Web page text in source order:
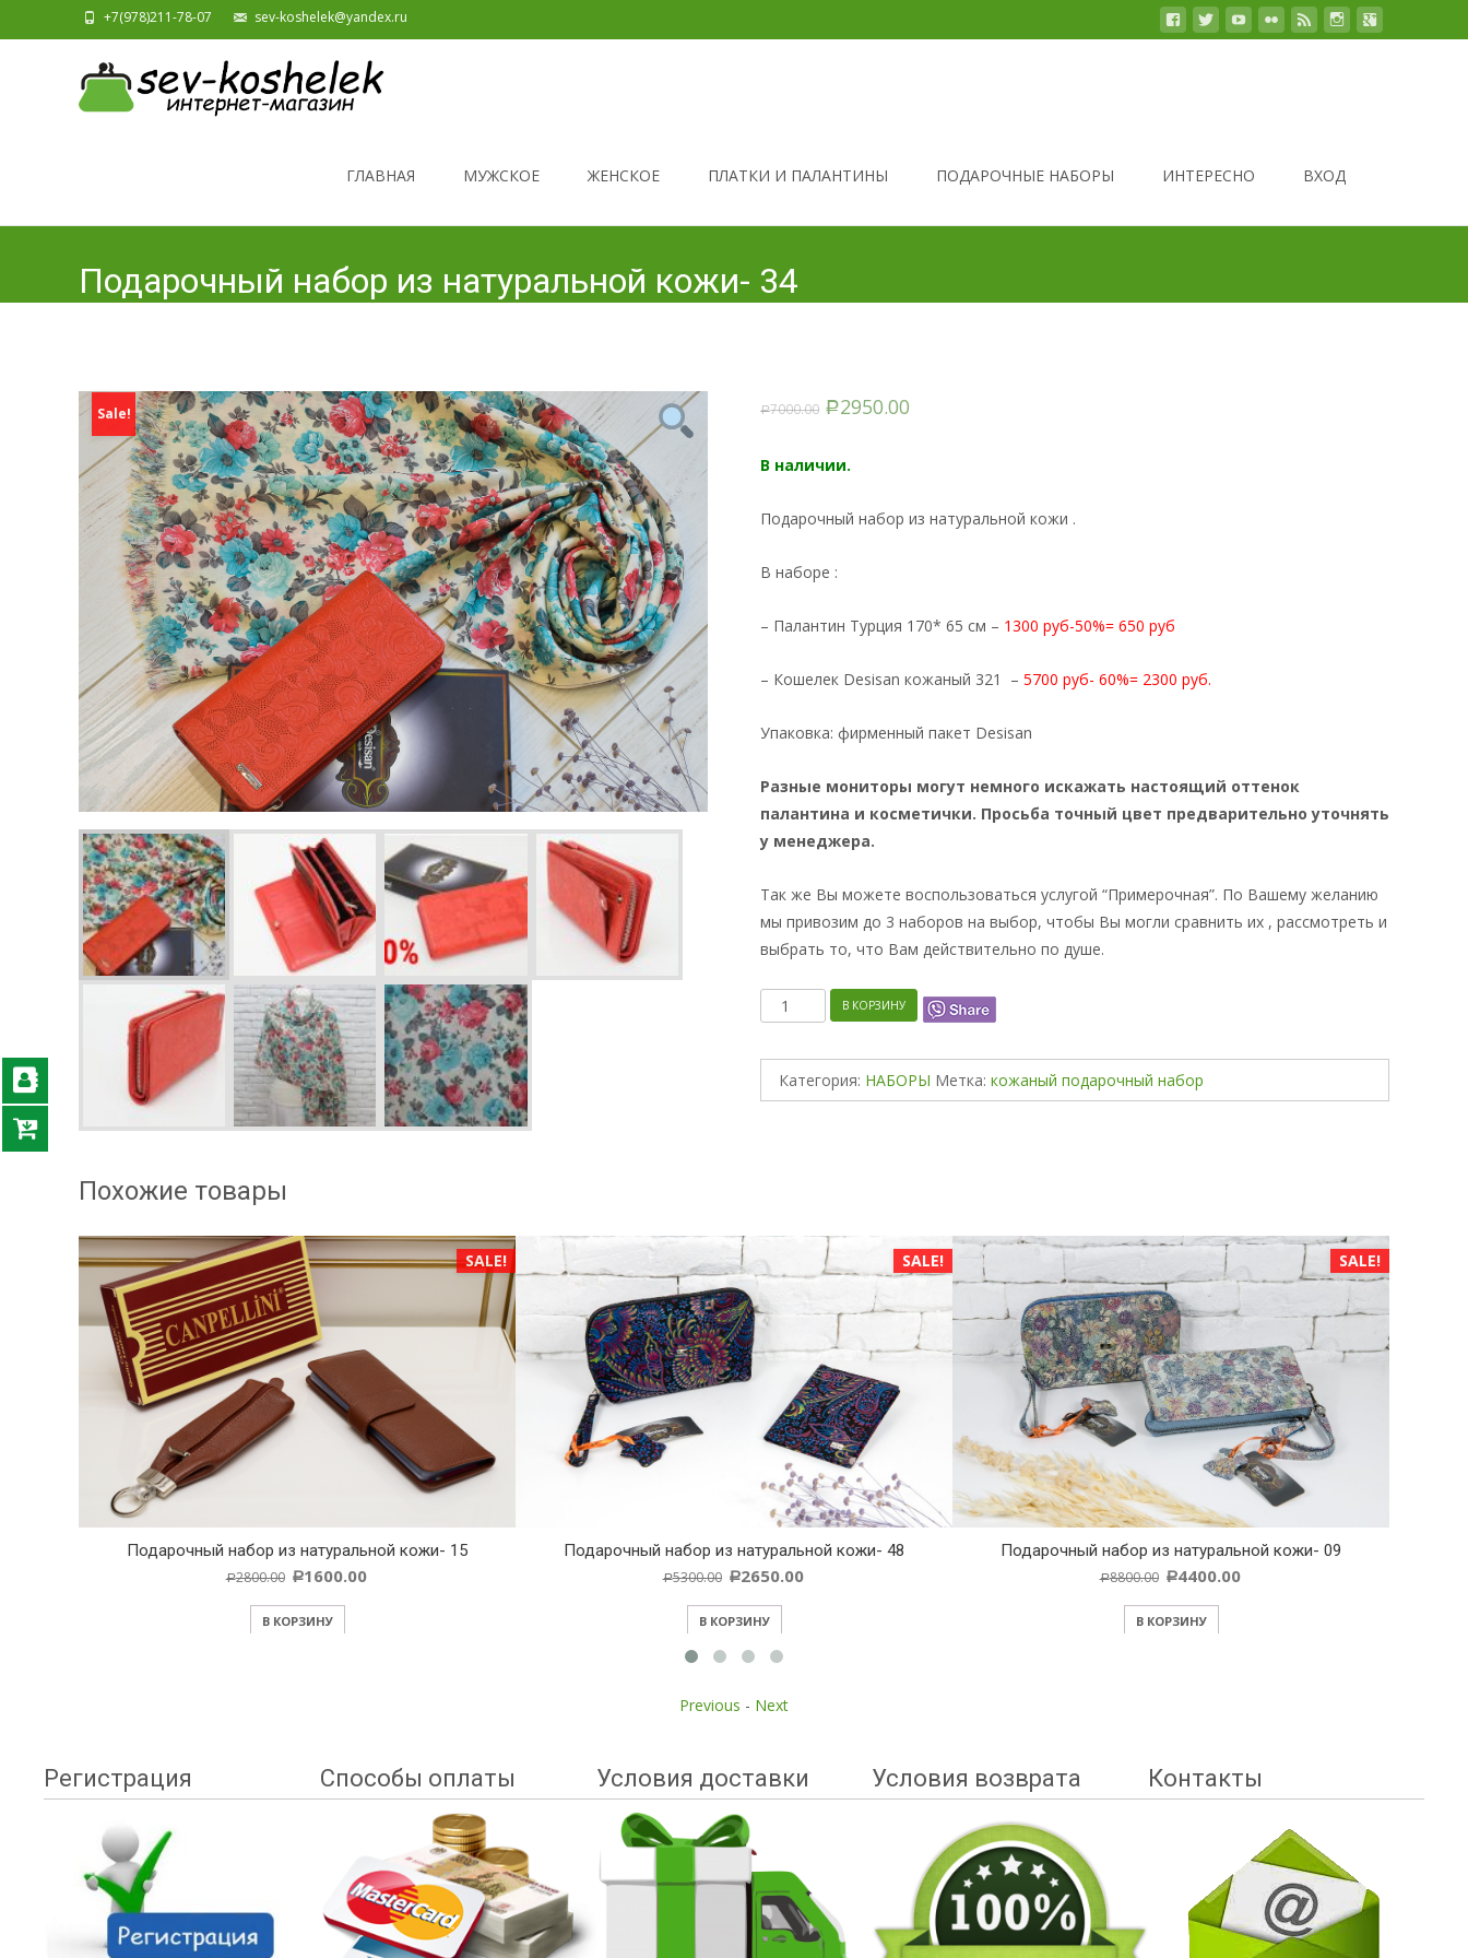
+7(978)211-78-07 sev-koshelek@yandex.ru
ГЛАВНАЯ
МУЖСКОЕ ЖЕНСКОЕ ПЛАТКИ И ПАЛАНТИНЫ ПОДАРОЧНЫЕ НАБОРЫ ИНТЕРЕСНО ВХОД
Подарочный набор из натуральной кожи- 34
Sale! Р7000.00 Р2950.00
В наличии.
Подарочный набор из натуральной кожи .
В наборе :
– Палантин Турция 170* 65 см – 1300 руб-50%= 650 руб
– Кошелек Desisan кожаный 321 – 5700 руб- 60%= 2300 руб.
Упаковка: фирменный пакет Desisan
Разные мониторы могут немного искажать настоящий оттенок
палантина и косметички. Просьба точный цвет предварительно уточнять
у менеджера.
Так же Вы можете воспользоваться услугой “Примерочная”. По Вашему желанию
мы привозим до 3 наборов на выбор, чтобы Вы могли сравнить их , рассмотреть и
выбрать то, что Вам действительно по душе.
КоличествоВ КОРЗИНУ
Категория: НАБОРЫ Метка: кожаный подарочный набор
Похожие товары
SALE!
Подарочный набор из натуральной кожи- 15
Р2800.00 Р1600.00
В КОРЗИНУ
SALE!
Подарочный набор из натуральной кожи- 48
Р5300.00 Р2650.00
В КОРЗИНУ
SALE!
Подарочный набор из натуральной кожи- 09
Р8800.00 Р4400.00
В КОРЗИНУ
Previous - Next
Регистрация Способы оплаты Условия доставки Условия возврата Контакты